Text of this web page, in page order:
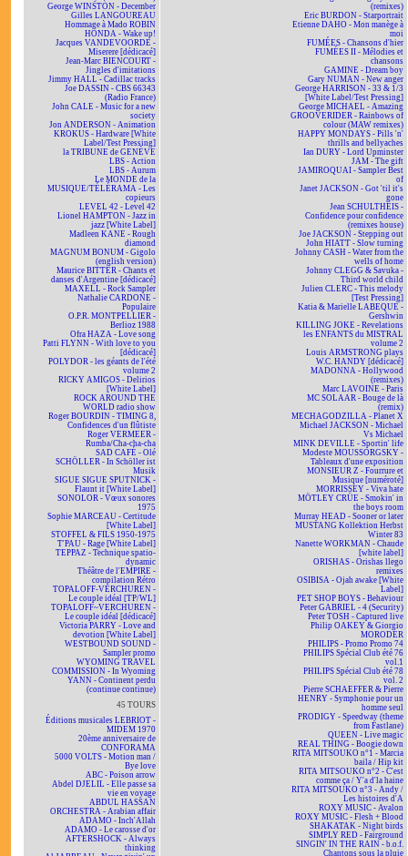
George WINSTON - December
Gilles LANGOUREAU
Hommage à Mado ROBIN
HONDA - Wake up!
Jacques VANDEVOORDE -
Miserere [dédicacé]
Jean-Marc BIENCOURT -
Jingles d'imitations
Jimmy HALL - Cadillac tracks
Joe DASSIN - CBS 66343
(Radio France)
John CALE - Music for a new
society
Jon ANDERSON - Animation
KROKUS - Hardware [White
Label/Test Pressing]
la TRIBUNE de GENÈVE
LBS - Action
LBS - Aurum
Le MONDE de la
MUSIQUE/TÉLÉRAMA - Les
copieurs
LEVEL 42 - Level 42
Lionel HAMPTON - Jazz in
jazz [White Label]
Madleen KANE - Rough
diamond
MAGNUM BONUM - Gigolo
(english version)
Maurice BITTER - Chants et
danses d'Argentine [dédicacé]
MAXELL - Rock Sampler
Nathalie CARDONE -
Populaire
O.P.R. MONTPELLIER -
Berlioz 1988
Ofra HAZA - Love song
Patti FLYNN - With love to you
[dédicacé]
POLYDOR - les géants de l'été
volume 2
RICKY AMIGOS - Delirios
[White Label]
ROCK AROUND THE
WORLD radio show
Roger BOURDIN - TIMING 8,
Confidences d'un flûtiste
Roger VERMEER -
Rumba/Cha-cha-cha
SAD CAFÉ - Olé
SCHÖLLER - In Schöller ist
Musik
SIGUE SIGUE SPUTNICK -
Flaunt it [White Label]
SONOLOR - Vœux sonores
1975
Sophie MARCEAU - Certitude
[White Label]
STOFFEL & FILS 1950-1975
T'PAU - Rage [White Label]
TEPPAZ - Technique spatio-
dynamic
Théâtre de l'EMPIRE -
compilation Rétro
TOPALOFF-VERCHUREN -
Le couple idéal [TP/WL]
TOPALOFF~VERCHUREN -
Le couple idéal [dédicacé]
Victoria PARRY - Love and
devotion [White Label]
WESTBOUND SOUND -
Sampler promo
WYOMING TRAVEL
COMMISSION - In Wyoming
YANN - Continent perdu
(continue continue)
45 TOURS
Éditions musicales LEBRIOT -
MIDEM 1970
20ème anniversaire de
CONFORAMA
5000 VOLTS - Motion man /
Bye love
ABC - Poison arrow
Abdel DJELIL - Elle passe sa
vie en voyage
ABDUL HASSAN
ORCHESTRA - Arabian affair
ADAMO - Inch'Allah
ADAMO - Le carosse d'or
AFTERSHOCK - Always
thinking
(remixes)
Eric BURDON - Starportrait
Etienne DAHO - Mon manège à
moi
FUMÉES - Chansons d'hier
FUMÉES II - Mélodies et
chansons
GAMINE - Dream boy
Gary NUMAN - New anger
George HARRISON - 33 & 1/3
[White Label/Test Pressing]
George MICHAEL - Amazing
GROOVERIDER - Rainbows of
colour (MAW remixes)
HAPPY MONDAYS - Pills 'n'
thrills and bellyaches
Ian DURY - Lord Upminster
JAM - The gift
JAMIROQUAI - Sampler Best
of
Janet JACKSON - Got 'til it's
gone
Jean SCHULTHEIS -
Confidence pour confidence
(remixes house)
Joe JACKSON - Stepping out
John HIATT - Slow turning
Johnny CASH - Water from the
wells of home
Johnny CLEGG & Savuka -
Third world child
Julien CLERC - This melody
[Test Pressing]
Katia & Marielle LABEQUE -
Gershwin
KILLING JOKE - Revelations
les ENFANTS du MISTRAL
volume 2
Louis ARMSTRONG plays
W.C. HANDY [dédicacé]
MADONNA - Hollywood
(remixes)
Marc LAVOINE - Paris
MC SOLAAR - Bouge de là
(remix)
MECHAGODZILLA - Planet X
Michael JACKSON - Michael
Vs Michael
MINK DEVILLE - Sportin' life
Modeste MOUSSORGSKY -
Tableaux d'une exposition
MONSIEUR Z - Fourrure et
Musique [numéroté]
MORRISSEY - Viva hate
MÖTLEY CRÜE - Smokin' in
the boys room
Murray HEAD - Sooner or later
MUSTANG Kollektion Herbst
Winter 83
Nanette WORKMAN - Chaude
[white label]
ORISHAS - Orishas llego
remixes
OSIBISA - Ojah awake [White
Label]
PET SHOP BOYS - Behaviour
Peter GABRIEL - 4 (Security)
Peter TOSH - Captured live
Philip OAKEY & Giorgio
MORODER
PHILIPS - Promo Promo 74
PHILIPS Spécial Club été 76
vol.1
PHILIPS Spécial Club été 78
vol. 2
Pierre SCHAEFFER & Pierre
HENRY - Symphonie pour un
homme seul
PRODIGY - Speedway (theme
from Fastlane)
QUEEN - Live magic
REAL THING - Boogie down
RITA MITSOUKO n°1 - Marcia
baila / Hip kit
RITA MITSOUKO n°2 - C'est
comme ça / Y'a d'la haine
RITA MITSOUKO n°3 - Andy /
Les histoires d'A
ROXY MUSIC - Avalon
ROXY MUSIC - Flesh + Blood
SHAKATAK - Night birds
SIMPLY RED - Fairground
SINGIN' IN THE RAIN - b.o.f.
Chantons sous la pluie